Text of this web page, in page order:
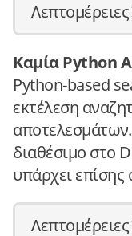
Λεπτομέρειες
Καμία Python
Python-based
εκτέλεση
διαθέσιμο στο
υπάρχει επίσης
Λεπτομέρειες